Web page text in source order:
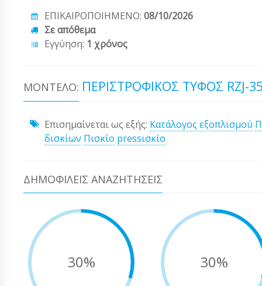
ΕΠΙΚΑΙΡΟΠΟΙΗΜΕΝΟ: 08/10/2026
Σε απόθεμα
Εγγύηση: 1 χρόνος
ΜΟΝΤΈΛΟ: ΠΕΡΙΣΤΡΌΦΙΚΟΣ ΤΎΦΟΣ RZJ-
Επισημαίνεται ως εξής: Κατάλογος εξοπλισμού
δισκίων Πισκίο pressισκίο
ΔΗΜΟΦΙΛΕΊΣ ΑΝΑΖΗΤΉΣΕΙΣ
30% 30%